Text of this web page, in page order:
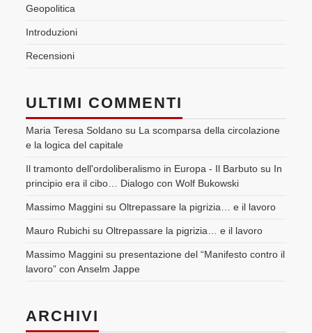
Geopolitica
Introduzioni
Recensioni
ULTIMI COMMENTI
Maria Teresa Soldano su La scomparsa della circolazione
e la logica del capitale
Il tramonto dell'ordoliberalismo in Europa - Il Barbuto su In
principio era il cibo… Dialogo con Wolf Bukowski
Massimo Maggini suOltrepassare la pigrizia… e il lavoro
Mauro Rubichi suOltrepassare la pigrizia… e il lavoro
Massimo Maggini su presentazione del “Manifesto contro il
lavoro” con Anselm Jappe
ARCHIVI